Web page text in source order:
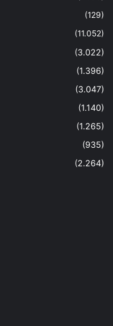
(129)
(11.052)
(3.022)
(1.396)
(3.047)
(1.140)
(1.265)
(935)
(2.264)